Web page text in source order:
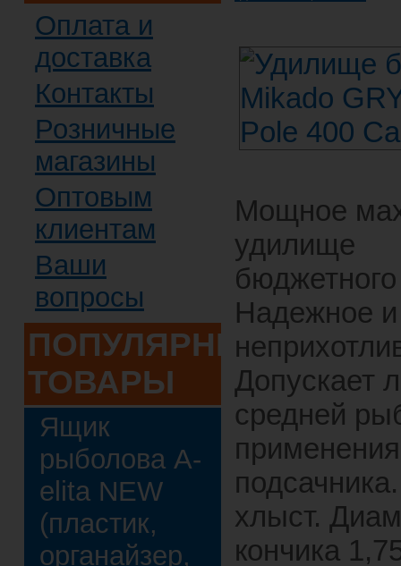
Оплата и
доставка
Контакты
Розничные
магазины
Оптовым
клиентам
Ваши
вопросы
ПОПУЛЯРНЫЕ
ТОВАРЫ
Ящик
рыболова A-
elita NEW
(пластик,
органайзер,
Мощное
удилище
Надежное и
Допускает
средней
применения
хлыст.
кончика